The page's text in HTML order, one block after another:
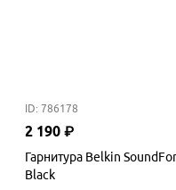
ID: 786178
2 190 ₽
Гарнитура Belkin
Black